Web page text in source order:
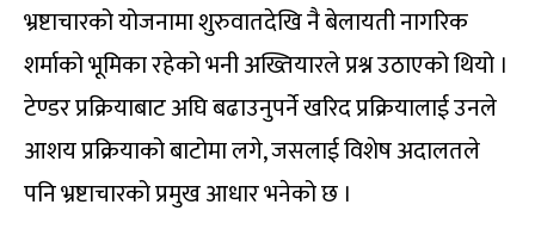
भ्रष्टाचारको योजनामा शुरुवातदेखि नै बेलायती नागरिक
शर्माको भूमिका रहेको भनी अख्तियारले प्रश्न उठाएको थियो ।
टेण्डर प्रक्रियाबाट अघि बढाउनुपर्ने खरिद प्रक्रियालाई उनले
आशय प्रक्रियाको बाटोमा लगे, जसलाई विशेष अदालतले
पनि भ्रष्टाचारको प्रमुख आधार भनेको छ ।